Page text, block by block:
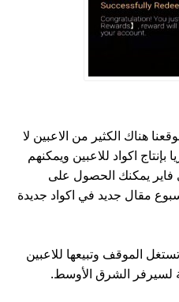
هناك الكثير من الاعبين لا
اكواد للاعبين ويمكنهم
فاير يمكنك الحصول على
مقال جديد في اكواد جديدة
الموقف وتبيعها للاعبين
لسيرفر الشرق الأوسط.